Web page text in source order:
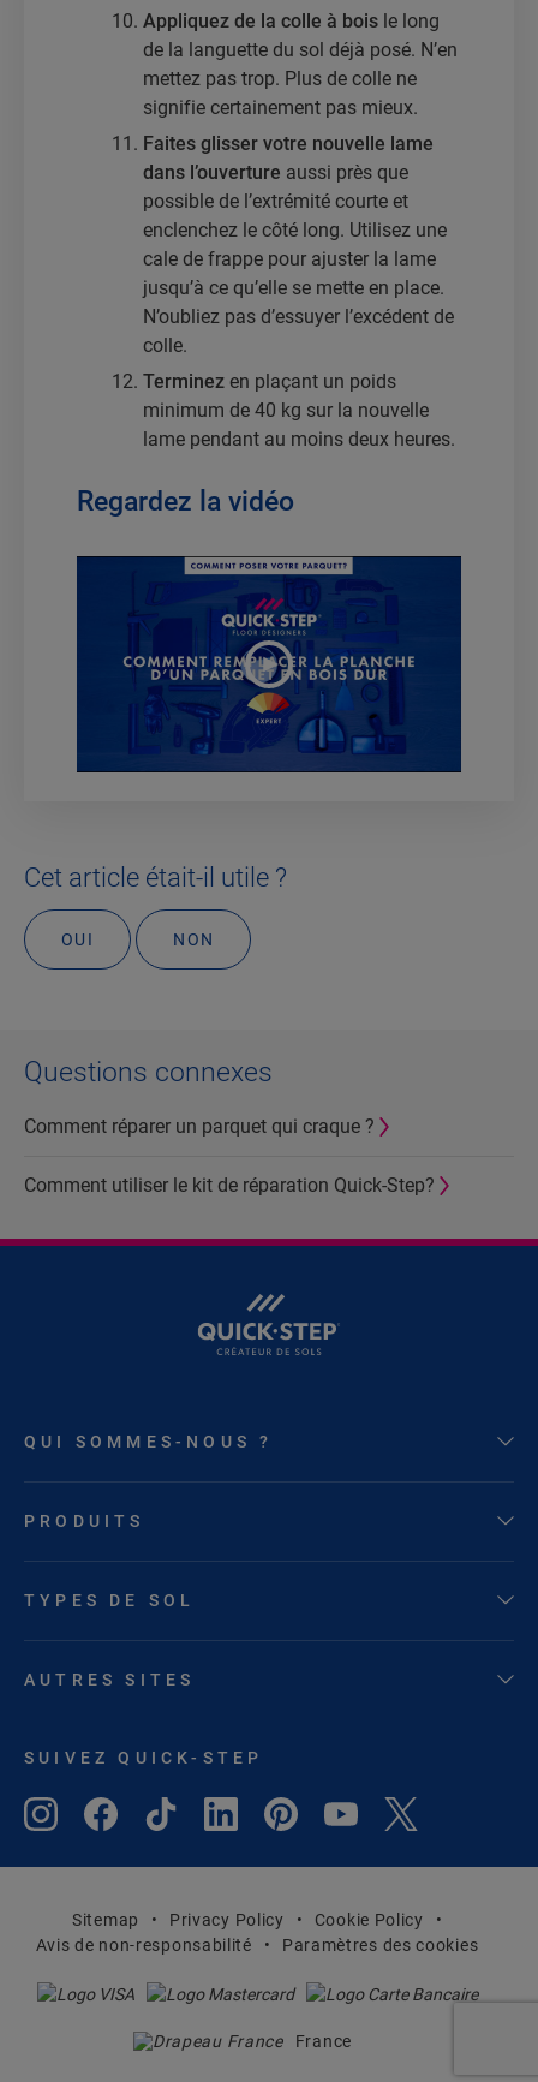
Appliquez de la colle à bois le long
de la languette du sol déjà posé. N’en
mettez pas trop. Plus de colle ne
signifie certainement pas mieux.
Faites glisser votre nouvelle lame
dans l’ouverture aussi près que
possible de l’extrémité courte et
enclenchez le côté long. Utilisez une
cale de frappe pour ajuster la lame
jusqu’à ce qu’elle se mette en place.
N’oubliez pas d’essuyer l’excédent de
colle.
Terminez en plaçant un poids
minimum de 40 kg sur la nouvelle
lame pendant au moins deux heures.
Regardez la vidéo
Cet article était-il utile ?
OUI NON
Questions connexes
Comment réparer un parquet qui craque ?
Comment utiliser le kit de réparation Quick-Step?
QUI SOMMES-NOUS ?
PRODUITS
TYPES DE SOL
AUTRES SITES
SUIVEZ QUICK-STEP
Sitemap Privacy Policy
Cookie Policy
Avis de non-responsabilité
Paramètres des cookies
France